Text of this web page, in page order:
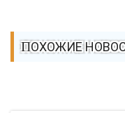
ПОХОЖИЕ